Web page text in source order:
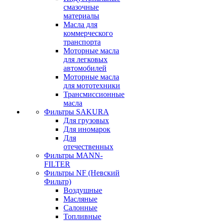
смазочные
материалы
Масла для
коммерческого
транспорта
Моторные масла
для легковых
автомобилей
Моторные масла
для мототехники
Трансмиссионные
масла
Фильтры SAKURA
Для грузовых
Для иномарок
Для
отечественных
Фильтры MANN-
FILTER
Фильтры NF (Невский
Фильтр)
Воздушные
Масляные
Салонные
Топливные